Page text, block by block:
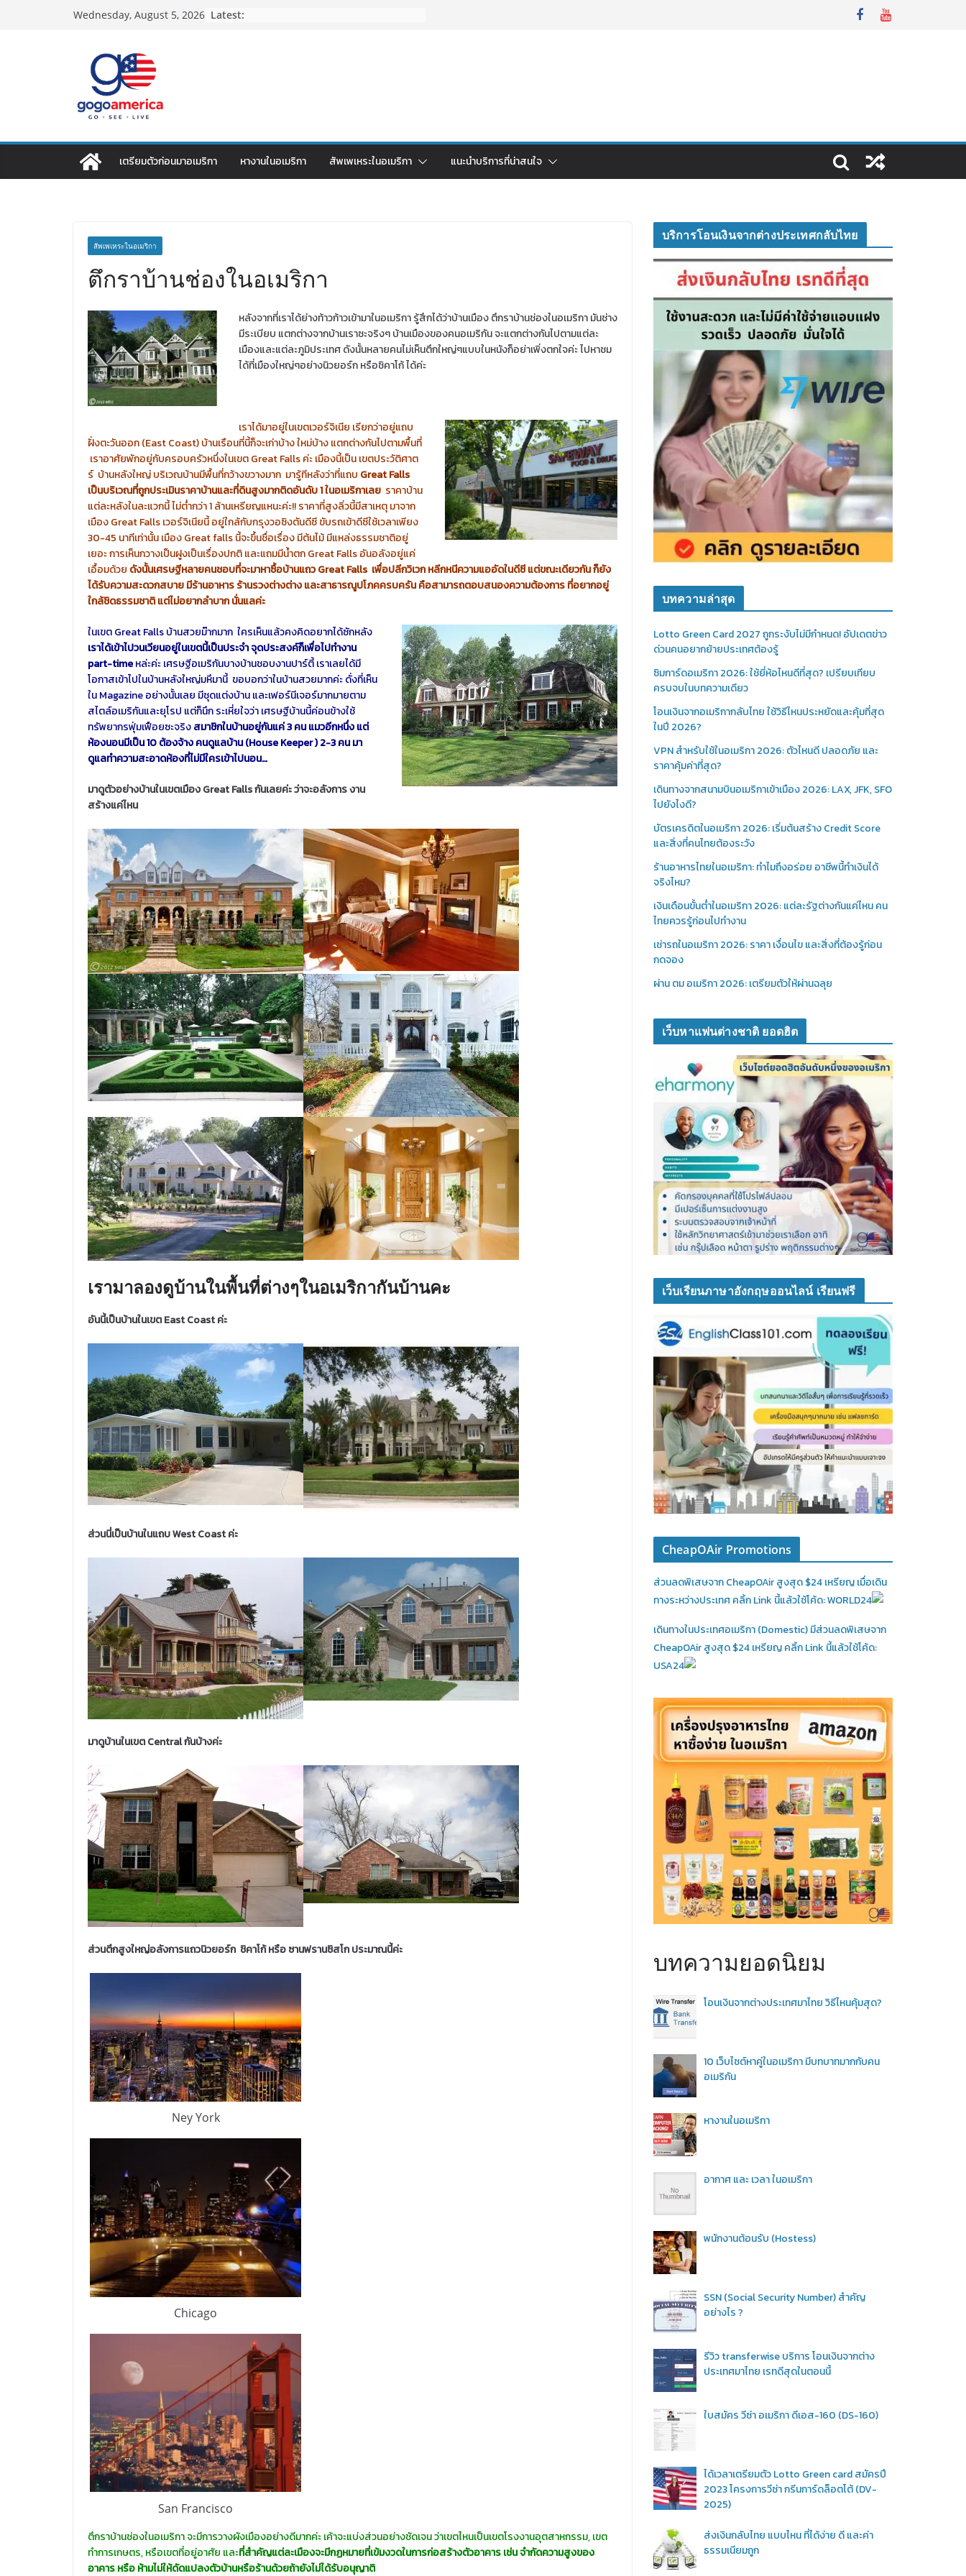
Wednesday, August 5, 2026 Latest:
เตรียมตัวก่อนมาอเมริกา หางานในอเมริกา สัพเพเหระในอเมริกา แนะนำบริการที่น่าสนใจ
สัพเพเหระในอเมริกา
ตึกราบ้านช่องในอเมริกา
หลังจากที่เราได้ย่างท้าวก้าวเข้ามาในอเมริกา รู้สึกได้ว่าบ้านเมือง ตึกราบ้านช่องในอเมริกา มันช่าง
มีระเบียบ แตกต่างจากบ้านเราซะจริงๆ บ้านเมืองของคนอเมริกัน จะแตกต่างกันไปตามแต่ละ
เมืองและแต่ละภูมิประเทศ ดังนั้นหลายคนไม่เห็นตึกใหญ่ๆแบบในหนังก็อย่าเพิ่งตกใจค่ะ ไปหาชม
ได้ที่เมืองใหญ่ๆอย่างนิวยอร์ก หรือชิคาโก้ ได้ค่ะ
เราได้มาอยู่ในเขตเวอร์จิเนีย เรียกว่าอยู่แถบ
ฝั่งตะวันออก (East Coast) บ้านเรือนที่นี้ก็จะเก่าบ้าง ใหม่บ้าง แตกต่างกันไปตามพื้นที่
เราอาศัยพักอยู่กับครอบครัวหนึ่งในเขต Great Falls ค่ะ เมืองนี้เป็น เขตประวัติศาต
ร์ บ้านหลังใหญ่ บริเวณบ้านมีพื้นที่กว้างขวางมาก มารู้ทีหลังว่าที่แถบ Great Falls
เป็นบริเวณที่ถูกประเมินราคาบ้านและที่ดินสูงมากติดอันดับ 1 ในอเมริกาเลย ราคาบ้าน
แต่ละหลังในละแวกนี้ ไม่ต่ำกว่า 1 ล้านเหรียญแหนะค่ะ!! ราคาที่สูงลิ่วนี้มีสาเหตุ มาจาก
เมือง Great Falls เวอร์จิเนียนี้ อยู่ใกล้กับกรุงวอซิงตันดีซี ขับรถเข้าดีซีใช้เวลาเพียง
30-45 นาทีเท่านั้น เมือง Great falls นี้จะขึ้นชื่อเรื่อง มีต้นไม้ มีแหล่งธรรมชาติอยู่
เยอะ การเห็นกวางเป็นฝูงเป็นเรื่องปกติ และแถมมีน้ำตก Great Falls อันอลังอยู่แค่
เอื้อมด้วย ดังนั้นเศรษฐีหลายคนชอบที่จะมาหาซื้อบ้านแถว Great Falls เพื่อปลีกวิเวก หลีกหนีความแออัดในดีซี แต่ขณะเดียวกัน ก็ยัง
ได้รับความสะดวกสบาย มีร้านอาหาร ร้านรวงต่างต่าง และสาธารณูปโภคครบครัน คือสามารถตอบสนองความต้องการ ที่อยากอยู่
ใกล้ชิดธรรมชาติ แต่ไม่อยากลำบาก นั่นแลค่ะ
ในเขต Great Falls บ้านสวยม๊ากมาก ใครเห็นแล้วคงคิดอยากได้ซักหลัง
เราได้เข้าไปวนเวียนอยู่ในเขตนี้เป็นประจำ จุดประสงค์ก็เพื่อไปทำงาน
part-timeหล่ะค่ะ เศรษฐีอเมริกันบางบ้านชอบงานปาร์ตี้ เราเลยได้มี
โอกาสเข้าไปในบ้านหลังใหญ่มหึมานี้ ขอบอกว่าในบ้านสวยมากค่ะ ดั่งที่เห็น
ใน Magazine อย่างนั้นเลย มีชุดแต่งบ้าน และเฟอร์นีเจอร์มากมายตาม
สไตล์อเมริกันและยุโรป แต่ก็นึก ระเหี่ยใจว่า เศรษฐีบ้านนี้ค่อนข้างใช้
ทรัพยากรฟุ่มเฟือยซะจริงสมาชิกในบ้านอยู่กันแค่ 3 คน แมวอีกหนึ่ง แต่
ห้องนอนมีเป็น 10 ต้องจ้าง คนดูแลบ้าน (House Keeper ) 2-3 คน มา
ดูแลทำความสะอาดห้องที่ไม่มีใครเข้าไปนอน…
มาดูตัวอย่างบ้านในเขตเมือง Great Falls กันเลยค่ะ ว่าจะอลังการ งาน
สร้างแค่ไหน
เรามาลองดูบ้านในพื้นที่ต่างๆในอเมริกากันบ้านคะ
อันนี้เป็นบ้านในเขต East Coast ค่ะ
ส่วนนี่เป็นบ้านในแถบ West Coast ค่ะ
มาดูบ้านในเขต Central กันบ้างค่ะ
ส่วนตึกสูงใหญ่อลังการแถวนิวยอร์ก ชิคาโก้ หรือ ซานฟรานซิสโก ประมาณนี้ค่ะ
Ney York
Chicago
San Francisco
ตึกราบ้านช่องในอเมริกา จะมีการวางผังเมืองอย่างดีมากค่ะ เค้าจะแบ่งส่วนอย่างชัดเจน ว่าเขตไหนเป็นเขตโรงงานอุตสาหกรรม, เขต
ทำการเกษตร, หรือเขตที่อยู่อาศัย และที่สำคัญแต่ละเมืองจะมีกฏหมายที่เข้มงวดในการก่อสร้างตัวอาคาร เช่น จำกัดความสูงของ
อาคาร หรือ ห้ามไม่ให้ดัดแปลงตัวบ้านหรือร้านด้วยถ้ายังไม่ได้รับอนุญาติ
บริการโอนเงินจากต่างประเทศกลับไทย
บทความล่าสุด
Lotto Green Card 2027 ถูกระงับไม่มีกำหนด! อัปเดตข่าว
ด่วนคนอยากย้ายประเทศต้องรู้
ซิมการ์ดอเมริกา 2026: ใช้ยี่ห้อไหนดีที่สุด? เปรียบเทียบ
ครบจบในบทความเดียว
โอนเงินจากอเมริกากลับไทย ใช้วิธีไหนประหยัดและคุ้มที่สุด
ในปี 2026?
VPN สำหรับใช้ในอเมริกา 2026: ตัวไหนดี ปลอดภัย และ
ราคาคุ้มค่าที่สุด?
เดินทางจากสนามบินอเมริกาเข้าเมือง 2026: LAX, JFK, SFO
ไปยังไงดี?
บัตรเครดิตในอเมริกา 2026: เริ่มต้นสร้าง Credit Score
และสิ่งที่คนไทยต้องระวัง
ร้านอาหารไทยในอเมริกา: ทำไมถึงอร่อย อาชีพนี้ทำเงินได้
จริงไหม?
เงินเดือนขั้นต่ำในอเมริกา 2026: แต่ละรัฐต่างกันแค่ไหน คน
ไทยควรรู้ก่อนไปทำงาน
เช่ารถในอเมริกา 2026: ราคา เงื่อนไข และสิ่งที่ต้องรู้ก่อน
กดจอง
ผ่าน ตม อเมริกา 2026: เตรียมตัวให้ผ่านฉลุย
เว็บหาแฟนต่างชาติ ยอดฮิต
เว็บเรียนภาษาอังกฤษออนไลน์ เรียนฟรี
CheapOAir Promotions
ส่วนลดพิเสษจาก CheapOAir สูงสุด $24 เหรียญ เมื่อเดิน
ทางระหว่างประเทศ คลิ้ก Link นี้แล้วใช้โค้ด: WORLD24
เดินทางในประเทศอเมริกา (Domestic)มีส่วนลดพิเสษจาก
CheapOAir สูงสุด $24 เหรียญ คลิ้ก Link นี้แล้วใช้โค้ด:
USA24
บทความยอดนิยม
โอนเงินจากต่างประเทศมาไทย วิธีไหนคุ้มสุด?
10 เว็บไซต์หาคู่ในอเมริกา มีบทบาทมากกับคน
อเมริกัน
หางานในอเมริกา
อากาศ และ เวลา ในอเมริกา
พนักงานต้อนรับ (Hostess)
SSN (Social Security Number) สำคัญ
อย่างไร ?
รีวิว transferwise บริการ โอนเงินจากต่าง
ประเทศมาไทย เรทดีสุดในตอนนี้
ใบสมัคร วีซ่า อเมริกา ดีเอส-160 (DS-160)
ได้เวลาเตรียมตัว Lotto Green card สมัครปี
2023 โครงการวีซ่า กรีนการ์ดล็อตโต้ (DV-
2025)
ส่งเงินกลับไทย แบบไหน ที่ได้ง่าย ดี และค่า
ธรรมเนียมถูก